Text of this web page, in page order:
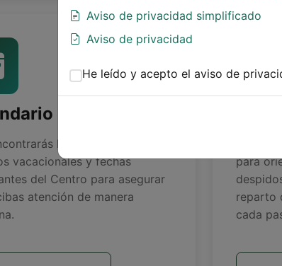
Aviso de privacidad simplificado
Aviso de privacidad
He leído y acepto el aviso de
los días inhábiles,
vacacionales y fechas
del Centro para asegurar
atención de manera
para
reparto
cada